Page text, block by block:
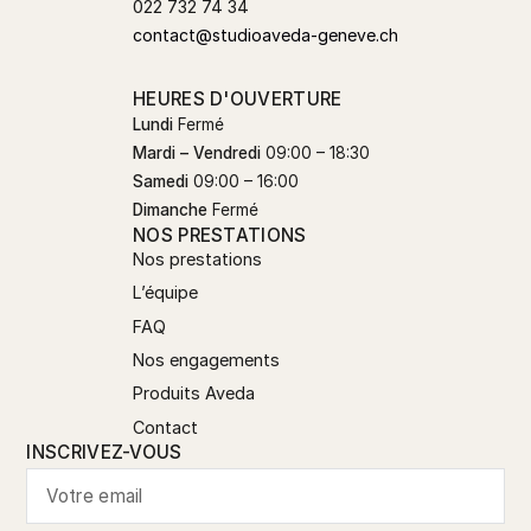
022 732 74 34
contact@studioaveda-geneve.ch
HEURES D'OUVERTURE
Lundi Fermé
Mardi – Vendredi 09:00 – 18:30
Samedi 09:00 – 16:00
Dimanche Fermé
NOS PRESTATIONS
Nos prestations
L’équipe
FAQ
Nos engagements
Produits Aveda
Contact
INSCRIVEZ-VOUS